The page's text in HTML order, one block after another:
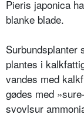
Pieris japonica
blanke blade.
Surbundsplanter
plantes i
vandes med
gødes med
svovlsur